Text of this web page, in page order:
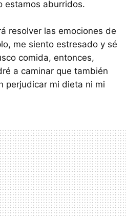
estamos aburridos.
resolver las emociones de
me siento estresado y sé
comida, entonces,
a caminar que también
perjudicar mi dieta ni mi